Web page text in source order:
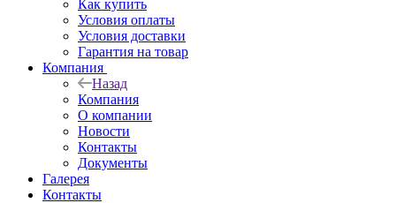
Как купить
Условия оплаты
Условия доставки
Гарантия на товар
Компания
Назад
Компания
О компании
Новости
Контакты
Документы
Галерея
Контакты